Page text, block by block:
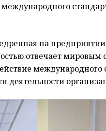
на
отвечает мировым
международного
деятельности